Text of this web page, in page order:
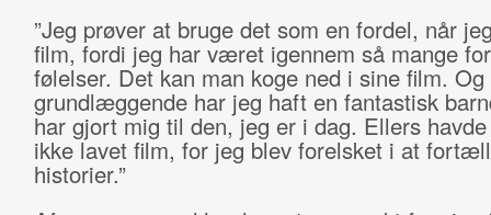
”Jeg prøver at bruge det som en fordel, når
film, fordi jeg har været igennem så mange
følelser. Det kan man koge ned i sine film. Og
grundlæggende har jeg haft en fantastisk
har gjort mig til den, jeg er i dag. Ellers
ikke lavet film, for jeg blev forelsket i at
historier.”